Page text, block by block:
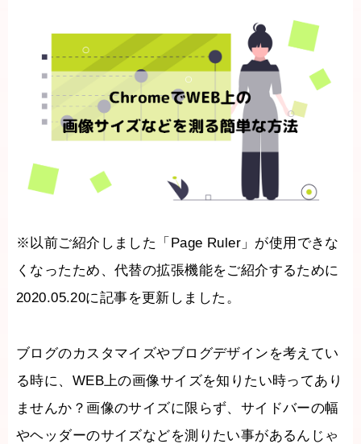
※以前ご紹介しました「Page Ruler」が使用できな
くなったため、代替の拡張機能をご紹介するために
2020.05.20に記事を更新しました。
ブログのカスタマイズやブログデザインを考えてい
る時に、WEB上の画像サイズを知りたい時ってあり
ませんか？画像のサイズに限らず、サイドバーの幅
やヘッダーのサイズなどを測りたい事があるんじゃ